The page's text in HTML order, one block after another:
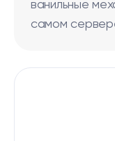
ванильные
самом